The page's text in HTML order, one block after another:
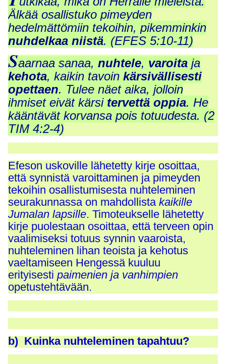
Älkää osallistuko pimeyden
hedelmättömiin tekoihin, pikemminkin
nuhdelkaa niistä. (EFES 5:10-11)
Saarnaa sanaa,nuhtele, varoita ja
kehota, kaikin tavoinkärsivällisesti
opettaen. Tulee näet aika, jolloin
ihmiset eivät kärsi tervettä oppia. He
kääntävät korvansa pois totuudesta. (2
TIM 4:2-4)
Efeson uskoville lähetetty kirje osoittaa,
että synnistä varoittaminen ja pimeyden
tekoihin osallistumisesta nuhteleminen
seurakunnassa on mahdollistakaikille
Jumalan lapsille. Timoteukselle lähetetty
kirje puolestaan osoittaa, että terveen opin
vaalimiseksi totuus synnin vaaroista,
nuhteleminen lihan teoista ja kehotus
vaeltamiseen Hengessä kuuluu
erityisestipaimenien ja vanhimpien
opetustehtävään.
b) Kuinka nuhteleminen tapahtuu?